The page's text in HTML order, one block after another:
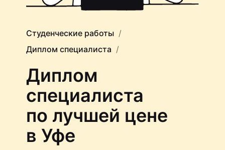
Студенческие работы
Диплом специалиста
Диплом
специалиста
по лучшей цене
в Уфе